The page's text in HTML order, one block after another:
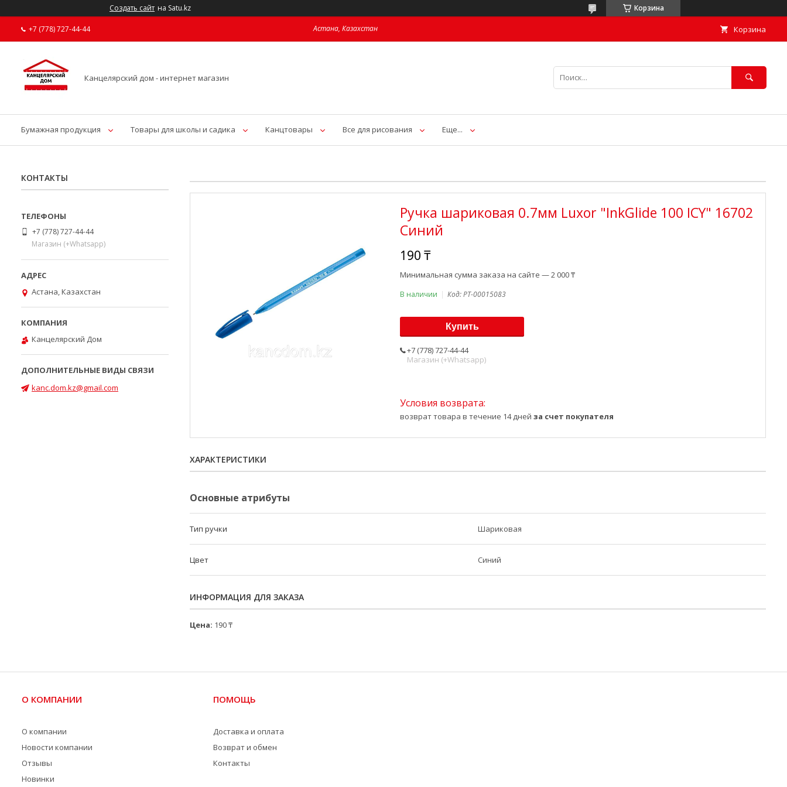
Создать сайт на Satu.kz Корзина
+7 (778) 727-44-44 Астана, Казахстан Корзина
Канцелярский дом - интернет магазин
Бумажная продукция Товары для школы и садика Канцтовары Все для рисования Еще...
Ручка шариковая 0.7мм Luxor "InkGlide 100 ICY" 16702
Синий
190 ₸
Минимальная сумма заказа на сайте — 2 000 ₸
В наличии Код:PT-00015083
Купить
+7 (778) 727-44-44
Магазин (+Whatsapp)
возврат товара в течение 14 дней за счет покупателя
ХАРАКТЕРИСТИКИ
Основные атрибуты
Тип ручки Шариковая
Цвет Синий
ИНФОРМАЦИЯ ДЛЯ ЗАКАЗА
Цена: 190 ₸
КОНТАКТЫ
+7 (778) 727-44-44
Магазин (+Whatsapp)
Астана, Казахстан
Канцелярский Дом
kanc.dom.kz@gmail.com
О КОМПАНИИ
О компании
Новости компании
Отзывы
Новинки
ПОМОЩЬ
Доставка и оплата
Возврат и обмен
Контакты